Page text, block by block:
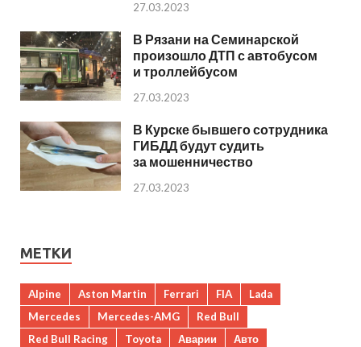
27.03.2023
В Рязани на Семинарской
произошло ДТП с автобусом
и троллейбусом
27.03.2023
В Курске бывшего сотрудника
ГИБДД будут судить
за мошенничество
27.03.2023
МЕТКИ
Alpine Aston Martin Ferrari FIA
Lada
Mercedes
Mercedes-AMG
Red Bull
Red Bull Racing
Toyota Аварии
Авто